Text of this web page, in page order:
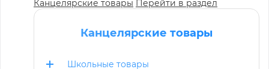
Канцелярские товары Перейти в раздел
Канцелярские товары
Школьные товары